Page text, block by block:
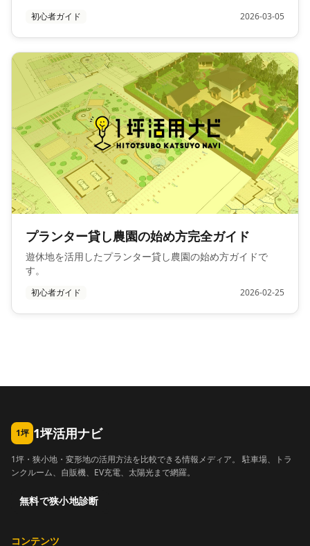
初心者ガイド 2026-03-05
プランター貸し農園の始め方完全ガイド
遊休地を活用したプランター貸し農園の始め方ガイドで
す。
初心者ガイド 2026-02-25
1坪 1坪活用ナビ
1坪・狭小地・変形地の活用方法を比較できる情報メディア。 駐車場、トラ
ンクルーム、自販機、EV充電、太陽光まで網羅。
無料で狭小地診断
コンテンツ